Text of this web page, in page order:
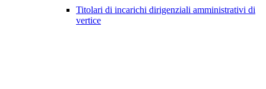
Titolari di incarichi dirigenziali amministrativi di
vertice